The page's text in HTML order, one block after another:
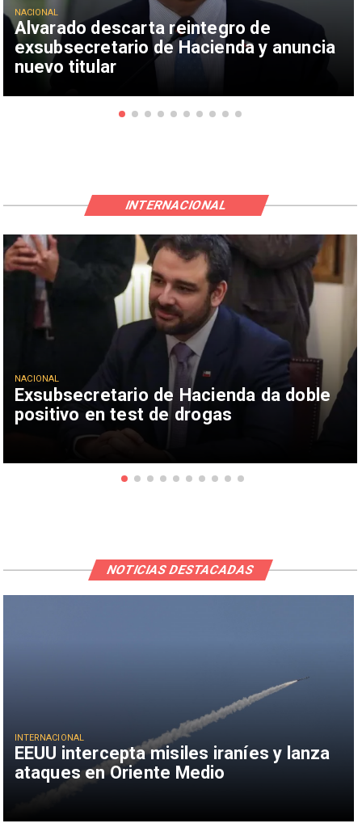
Alvarado descarta reintegro de
exsubsecretario de Hacienda y anuncia
nuevo titular
NACIONAL
Exsubsecretario de Hacienda da doble
positivo en test de drogas
NACIONAL
INTERNACIONAL
EEUU intercepta misiles iraníes y lanza
ataques en Oriente Medio
INTERNACIONAL
NOTICIAS DESTACADAS